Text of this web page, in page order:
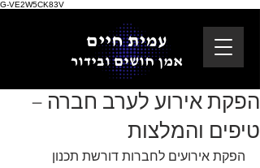
G-VE2W5CK83V
עמית חיים
אמן חושים ובידור
הפקת אירוע לערב חברה –
טיפים והמלצות
הפקת אירועים לחברות דורשת תכנון